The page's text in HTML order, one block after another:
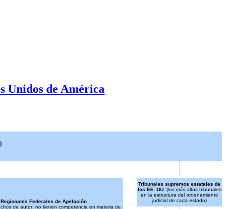
Unidos de América
Federales de Apelación
de autor; no tienen competencia en materia de
Tribunales supremos estatales de
los EE. UU. (los más altos tribunales
en la estructura del ordenamiento
judicial de cada estado)